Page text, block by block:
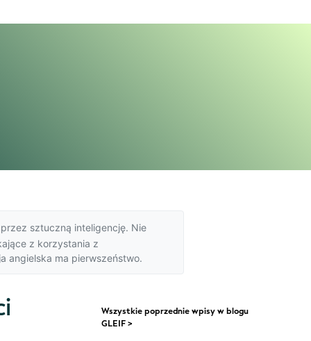
sztuczną inteligencję. Nie
z korzystania z
angielska ma pierwszeństwo.
Wszystkie poprzednie wpisy w blogu
GLEIF >